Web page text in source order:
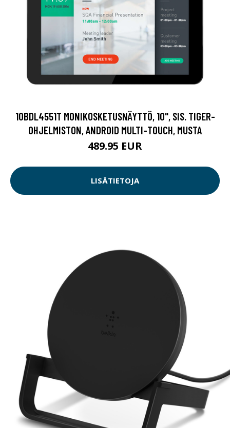
10BDL4551T MONIKOSKETUSNÄYTTÖ, 10", SIS. TIGER-
OHJELMISTON, ANDROID MULTI-TOUCH, MUSTA
489.95 EUR
LISÄTIETOJA